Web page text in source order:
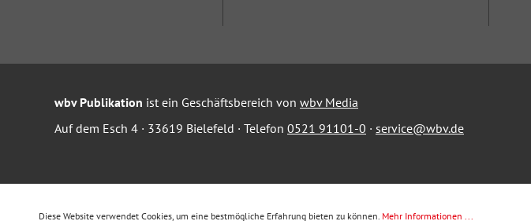
wbv Publikation ist ein Geschäftsbereich von wbv Media
Auf dem Esch 4 · 33619 Bielefeld · Telefon 0521 91101-0 · service@wbv.de
Diese Website verwendet Cookies, um eine bestmögliche Erfahrung bieten zu können. Mehr Informationen ...